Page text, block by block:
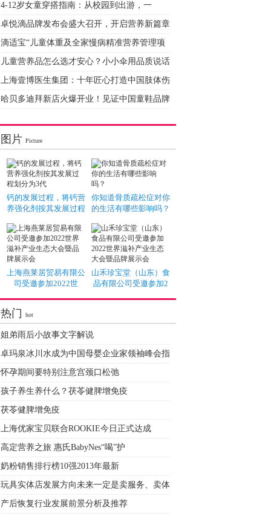
4-12岁女童穿搭指南：从校园到出游，一
卓悦滴品牌发布会盛大召开，开启营养新篇章
滴适宝“儿童体重及全家慢病精准营养管理项
儿童营养品怎么选才安心？小小伞用品质说话
上海壹博医生集团：十年匠心打造中国肢体伤
哈贝多迪拜新店火爆开业！见证中国童鞋品牌
图片 Picture
钙的发展过程，将钙营
养强化剂按其发展过程
你知道骨质疏松症对你
的生活有哪些影响吗？
上海燕莱居贸易有限公
司受邀参加2022世
山禾珍宝堂（山东）食
品有限公司受邀参加2
热门 hot
姐弟雨后小故事文字解说
卓玛泉冰川水成为中国母婴企业家领袖峰会指
怀孕期间要特别注意宫颈口松弛
孩子养生养什么？茯苓健脾增免疫
茯苓健脾增免疫
上海优家宝贝联合ROOKIE今日正式达成
高定营养之旅 惠氏BabyNes“喝”护
奶粉销售排行榜10强2013年最新
玩具实体店发展方向未来一定是卖服务、卖体
产后恢复行业发展前景分析及推荐